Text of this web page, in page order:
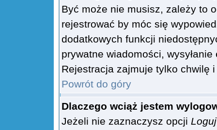
Być może nie musisz, zależy to
rejestrować by móc się
dodatkowych funkcji
prywatne wiadomości,
Rejestracja zajmuje tylko chwilę
Powrót do góry
Dlaczego wciąż jestem
Jeżeli nie zaznaczysz opcji